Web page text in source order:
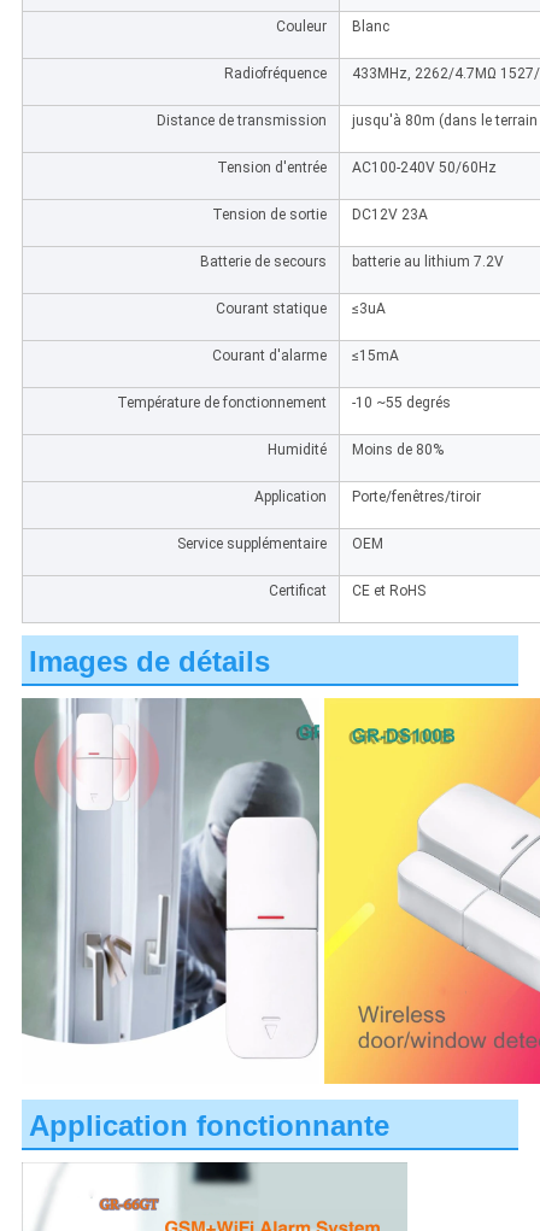
Couleur Blanc
Radiofréquence 433MHz, 2262/4.7MΩ
Distance de transmission jusqu'à 80m (dans le terrain
Tension d'entrée AC100-240V 50/60Hz
Tension de sortie DC12V 23A
Batterie de secours batterie au lithium 7.2V
Courant statique ≤3uA
Courant d'alarme ≤15mA
Température de fonctionnement -10 ~55 degrés
Humidité Moins de 80%
Application Porte/fenêtres/tiroir
Service supplémentaire OEM
Certificat CE et RoHS
Images de détails
Application fonctionnante